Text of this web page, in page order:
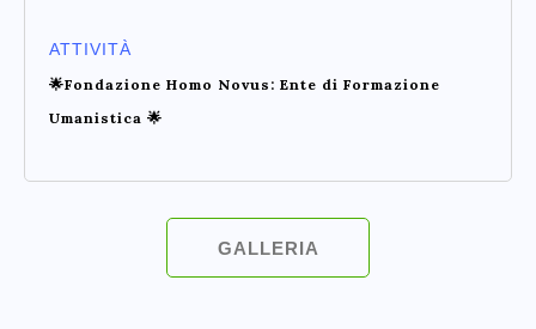
ATTIVITÀ
🌟Fondazione Homo Novus: Ente di Formazione
Umanistica 🌟
GALLERIA